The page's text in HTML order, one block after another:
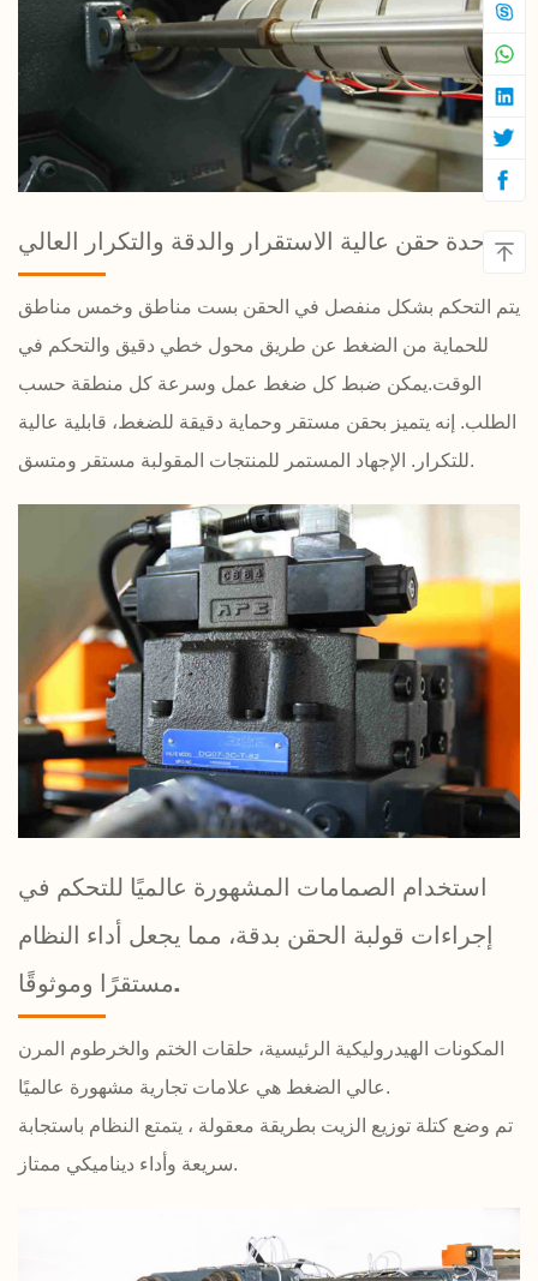
وحدة حقن عالية الاستقرار والدقة والتكرار العالي
يتم التحكم بشكل منفصل في الحقن بست مناطق وخمس مناطق
للحماية من الضغط عن طريق محول خطي دقيق والتحكم في
الوقت.يمكن ضبط كل ضغط عمل وسرعة كل منطقة حسب
الطلب. إنه يتميز بحقن مستقر وحماية دقيقة للضغط، قابلية عالية
للتكرار. الإجهاد المستمر للمنتجات المقولبة مستقر ومتسق.
استخدام الصمامات المشهورة عالميًا للتحكم في
إجراءات قولبة الحقن بدقة، مما يجعل أداء النظام
مستقرًا وموثوقًا.
المكونات الهيدروليكية الرئيسية، حلقات الختم والخرطوم المرن
عالي الضغط هي علامات تجارية مشهورة عالميًا.
تم وضع كتلة توزيع الزيت بطريقة معقولة ، يتمتع النظام باستجابة
سريعة وأداء ديناميكي ممتاز.